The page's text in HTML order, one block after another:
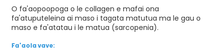
O fa'aopoopoga o le collagen e mafai ona
fa'atuputeleina ai maso i tagata matutua ma le gau o
maso e fa'atatau i le matua (sarcopenia).
Fa'aola vave: